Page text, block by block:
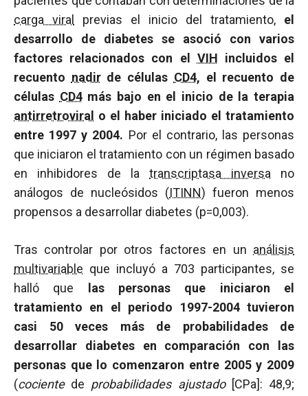
carga viral
previas el inicio del tratamiento, el
desarrollo de diabetes se asoció con varios
factores relacionados con el VIH incluidos el
recuento nadirde células CD4, el recuento de
células CD4más bajo en el inicio de la terapia
antirretroviral
o el haber iniciado el tratamiento
entre 1997 y 2004. Por el contrario, las personas
que iniciaron el tratamiento con un régimen basado
en inhibidores de la transcriptasa inversa no
análogos de nucleósidos (ITINN) fueron menos
propensos a desarrollar diabetes (p=0,003).
Tras controlar por otros factores en un análisis
multivariable que incluyó a 703 participantes, se
halló que
las personas que iniciaron el
tratamiento en el periodo 1997-2004 tuvieron
casi 50 veces más de probabilidades de
desarrollar diabetes en comparación con las
personas que lo comenzaron entre 2005 y 2009
(cociente de probabilidades ajustado[CPa]: 48,9;